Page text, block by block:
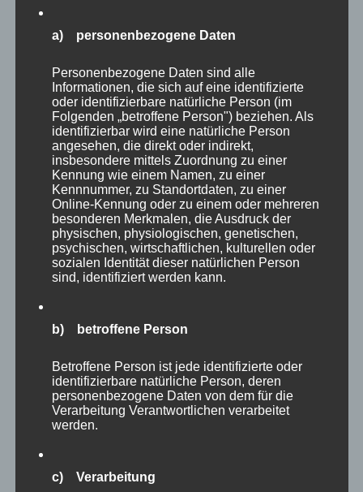
Befragten die Auswirkungen der Rebellinnen
Befragungsbild ist gespalten. Während 46%
der Befragten positive Effekte sehen, sehen
fast ebenso viele (44%) negative Effekte auf
das Teamgefüge. Auch die Zusammenarbeit mit
den Führungskräften wird von diesen als
herausfordernd beurteilt. Jede dritte
Führungskraft empfindet die Zusammenarbeit
mit Rebellinnen und Rebellen als
anspruchsvoll. Ein besonders hohes Standing
genießen die Rebellen offenbar beim Top
würden ihre rebellischen Mitarbeitenden
verlassen würden. Dass Rebellinnen und
Rebellen umso positiver gesehen werden je
höher die Befragten in der
vielleicht auch damit zu tun, dass den TOP
Managern selten die operative Führung der
a) personenbezogene Daten
Personenbezogene Daten sind alle
Informationen, die sich auf eine identifizierte
oder identifizierbare natürliche Person (im
Folgenden „betroffene Person") beziehen. Als
identifizierbar wird eine natürliche Person
angesehen, die direkt oder indirekt,
insbesondere mittels Zuordnung zu einer
Kennung wie einem Namen, zu einer
Kennnummer, zu Standortdaten, zu einer
Online-Kennung oder zu einem oder mehreren
besonderen Merkmalen, die Ausdruck der
physischen, physiologischen, genetischen,
psychischen, wirtschaftlichen, kulturellen oder
sozialen Identität dieser natürlichen Person
sind, identifiziert werden kann.
b) betroffene Person
Betroffene Person ist jede identifizierte oder
identifizierbare natürliche Person, deren
personenbezogene Daten von dem für die
Verarbeitung Verantwortlichen verarbeitet
werden.
c) Verarbeitung